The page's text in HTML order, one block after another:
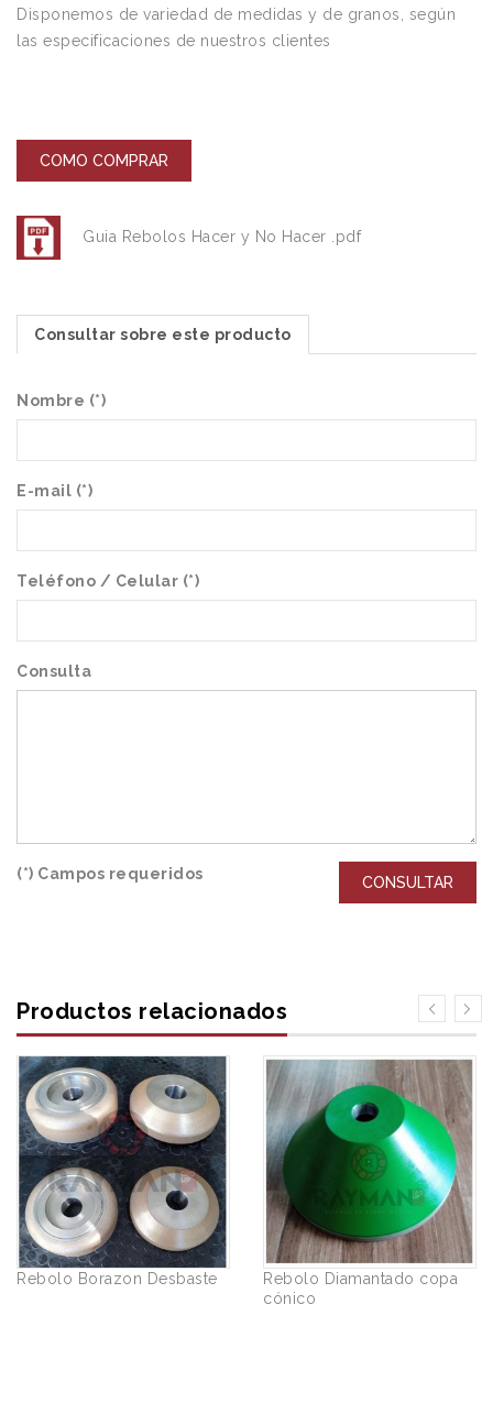
Disponemos de variedad de medidas y de granos, según
las especificaciones de nuestros clientes
COMO COMPRAR
Guia Rebolos Hacer y No Hacer .pdf
Consultar sobre este producto
Nombre (*)
E-mail (*)
Teléfono / Celular (*)
Consulta
(*) Campos requeridos CONSULTAR
Productos relacionados
Rebolo Borazon Desbaste
Rebolo Diamantado copa
cónico